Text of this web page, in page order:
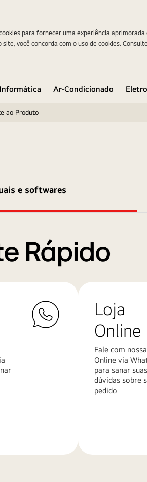
Informática Ar-Condicionado
ao Produto
e softwares
Rápido
Loja
Online
Fale com
Online via
para sanar suas
dúvidas sobre
pedido
para fornecer uma experiência
você concorda com o uso de cookies.